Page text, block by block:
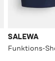
SALEWA